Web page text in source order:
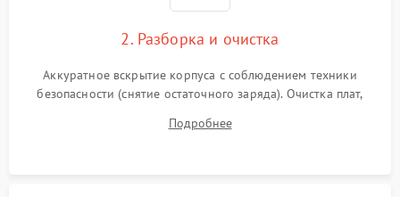
2. Разборка и очистка
Аккуратное вскрытие корпуса с соблюдением техники
безопасности (снятие остаточного заряда). Очистка плат,
и кистей для предотвращения перегрева и замыканий.
Подробнее